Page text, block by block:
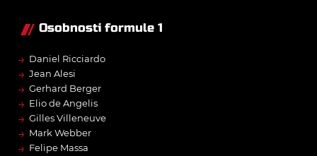
Osobnosti formule 1
→ Daniel Ricciardo
→ Jean Alesi
→ Gerhard Berger
→ Elio de Angelis
→ Gilles Villeneuve
→ Mark Webber
→ Felipe Massa